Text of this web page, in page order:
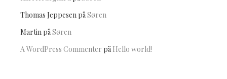
Thomas Jeppesen på Søren
Martin på Søren
A WordPress Commenter på Hello world!